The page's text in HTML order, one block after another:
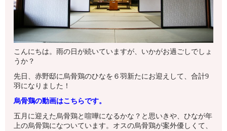
こんにちは。雨の日が続いていますが、いかがお過ごしでしょ
うか？
先日、赤野邸に烏骨鶏のひなを６羽新たにお迎えして、合計9
羽になりました！
烏骨鶏の動画はこちらです。
五月に迎えた烏骨鶏と喧嘩になるかな？と思いきや、ひなが年
上の烏骨鶏になついています。オスの烏骨鶏が案外優しくて、